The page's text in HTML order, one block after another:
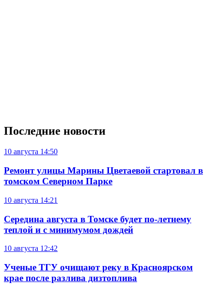
Последние новости
10 августа 14:50
Ремонт улицы Марины Цветаевой стартовал в
томском Северном Парке
10 августа 14:21
Середина августа в Томске будет по-летнему
теплой и с минимумом дождей
10 августа 12:42
Ученые ТГУ очищают реку в Красноярском
крае после разлива дизтоплива